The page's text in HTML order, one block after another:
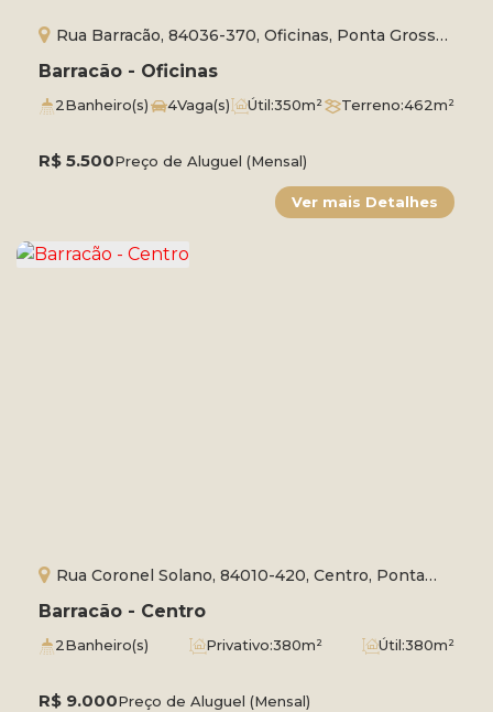
Barracão - Oficinas
R$ 5.500Preço de Aluguel (Mensal)
Rua Barracão, 84036-370, Oficinas, Ponta Grossa,
Paraná, Brasil
2Banheiro(s) 4Vaga(s) Útil:350m² Terreno:462m²
Barracão - Centro
R$ 9.000Preço de Aluguel (Mensal)
Rua Coronel Solano, 84010-420, Centro, Ponta
Grossa, Paraná, Brasil
2Banheiro(s) Privativo:380m² Útil:380m²